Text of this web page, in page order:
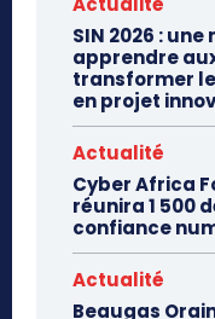
SIN 2026 :
apprendre
transformer
en projet
Actualité
Cyber Africa
réunira 1 500
confiance
Actualité
Beaugas